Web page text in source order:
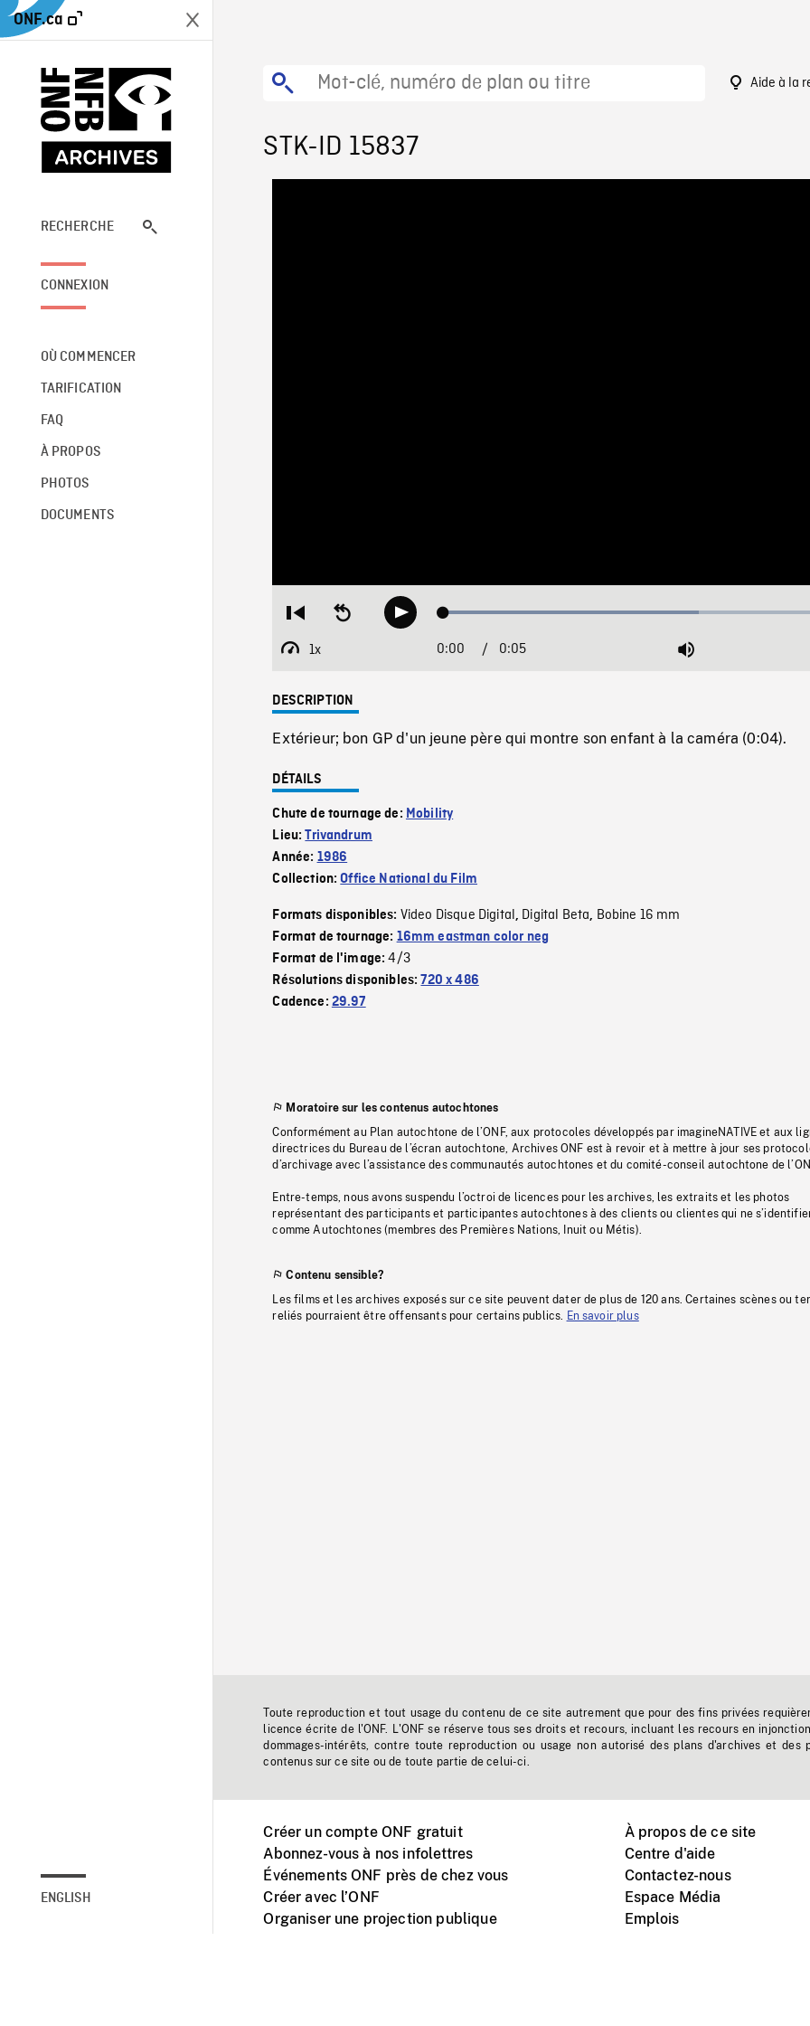
ONF.ca
RECHERCHE
CONNEXION
OÙ COMMENCER
TARIFICATION
FAQ
À PROPOS
PHOTOS
DOCUMENTS
ENGLISH
Aide à la
STK-ID 15837
Restart
beginning
Seek
backwardPlay Loaded:
1x
Playback
Current
0:00 / Duration
0:05 Mute
DESCRIPTION
Extérieur; bon GP d'un jeune père qui montre son enfant à la caméra (0:04).
DÉTAILS
Chute de tournage de: Mobility
Lieu:Trivandrum
Année: 1986
Collection:Office National du Film
Formats disponibles: Video Disque Digital, Digital Beta, Bobine 16 mm
Format de tournage: 16mm eastman color neg
Format de l'image:4/3
Résolutions disponibles:720 x 486
Cadence: 29.97
Moratoire sur les contenus autochtones
Conformément au Plan autochtone de l’ONF, aux protocoles développés par imagineNATIVE et aux
directrices du Bureau de l’écran autochtone, Archives ONF est à revoir et à mettre à jour ses
d’archivage avec l’assistance des communautés autochtones et du comité-conseil autochtone de
Entre-temps, nous avons suspendu l’octroi de licences pour les archives, les extraits et les photos
représentant des participants et participantes autochtones à des clients ou clientes qui ne
comme Autochtones (membres des Premières Nations, Inuit ou Métis).
Contenu sensible?
Les films et les archives exposés sur ce site peuvent dater de plus de 120 ans. Certaines scènes ou
reliés pourraient être offensants pour certains publics.
En savoir plus
Toute reproduction et tout usage du contenu de ce site autrement que pour des fins privées
licence écrite de l'ONF. L'ONF se réserve tous ses droits et recours, incluant les recours en
dommages-intérêts, contre toute reproduction ou usage non autorisé des plans d'archives et des
contenus sur ce site ou de toute partie de celui-ci.
Créer un compte ONF gratuit
Abonnez-vous à nos infolettres
Événements ONF près de chez vous
Créer avec l’ONF
Organiser une projection publique
À propos de ce site
Centre d'aide
Contactez-nous
Espace Média
Emplois